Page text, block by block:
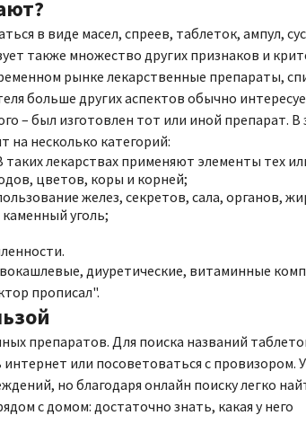
в виде масел, спреев, таблеток, ампул,
также множество других признаков и
рынке лекарственные препараты,
больше других аспектов обычно
– был изготовлен тот или иной препарат. В
на несколько категорий:
лекарствах применяют элементы тех
цветов, коры и корней;
желез, секретов, сала, органов,
уголь;
диуретические, витаминные
прописал".
препаратов. Для поиска названий
или посоветоваться с провизором.
но благодаря онлайн поиску легко
с домом: достаточно знать, какая у него